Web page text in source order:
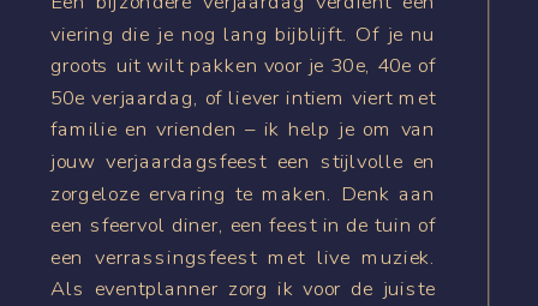
viering die je nog lang bijblijft. Of je nu
groots uit wilt pakken voor je 30e, 40e of
50e verjaardag, of liever intiem viert met
familie en vrienden – ik help je om van
jouw verjaardagsfeest een stijlvolle en
zorgeloze ervaring te maken. Denk aan
een sfeervol diner, een feest in de tuin of
een verrassingsfeest met live muziek.
Als eventplanner zorg ik voor de juiste